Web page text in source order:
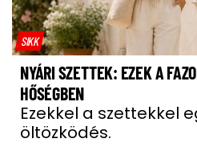
SIKK
NYÁRI SZETTEK: EZEK A
HŐSÉGBEN
Ezekkel a szettekkel
öltözködés.